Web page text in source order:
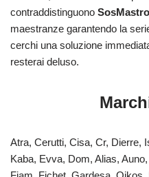
contraddistinguono SosMastro
maestranze garantendo la
cerchi una soluzione
resterai deluso.
Atra, Cerutti, Cisa, Cr, Dierre,
Kaba, Evva, Dom, Alias,